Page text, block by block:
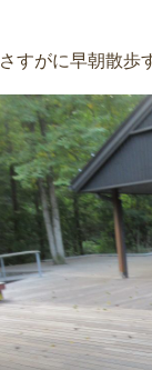
さすがに早朝散歩